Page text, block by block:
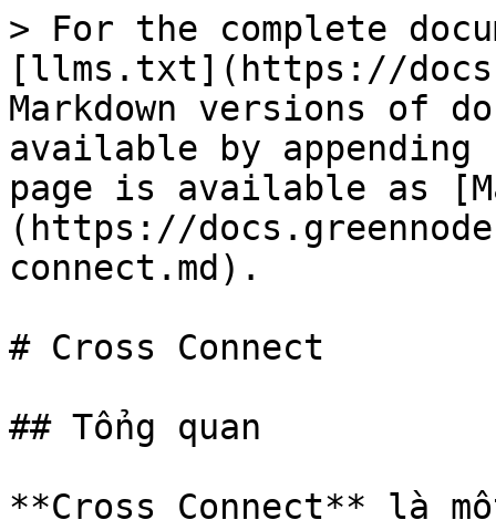
> For the complete
[llms.txt](https://
Markdown versions of
available by
page is available as
(https://
connect.md).
# Cross Connect
## Tổng quan
**Cross Connect** là